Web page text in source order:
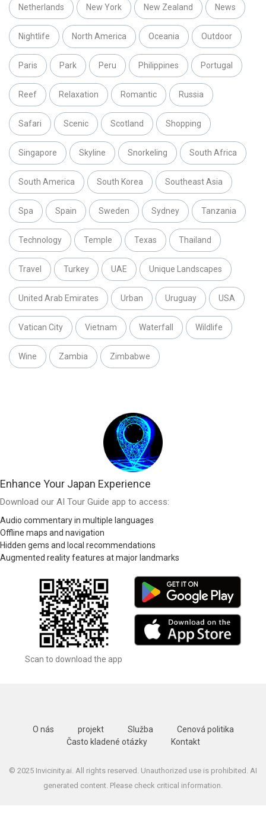
Netherlands New York New Zealand News
Nightlife North America Oceania Outdoor
Paris Park Peru Philippines Portugal
Reef Relaxation Romantic Russia
Safari Scenic Scotland Shopping
Singapore Skyline Snorkeling South Africa
South America South Korea Southeast Asia
Spa Spain Sweden Sydney Tanzania
Technology Temple Texas Thailand
Travel Turkey UAE Unique Landscapes
United Arab Emirates Urban Uruguay USA
Vatican City Vietnam Waterfall Wildlife
Wine Zambia Zimbabwe
Enhance Your Japan Experience
Download our AI Tour Guide app to access:
Audio commentary in multiple languages
Offline maps and navigation
Hidden gems and local recommendations
Augmented reality features at major landmarks
Scan to download the app
O nás projekt Služba
Cenová politika
Často kladené otázky
Kontakt
© 2025 Invicinity.ai. All rights reserved. Unauthorized use is prohibited. AI
generated content. Please check critical information.